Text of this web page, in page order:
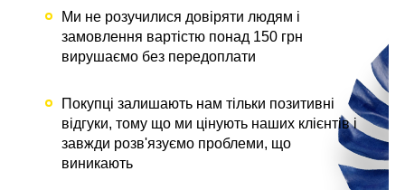
Ми не розучилися довіряти людям і
замовлення вартістю понад 150 грн
вирушаємо без передоплати
Покупці залишають нам тільки позитивні
відгуки, тому що ми цінують наших клієнтів і
завжди розв'язуємо проблеми, що
виникають